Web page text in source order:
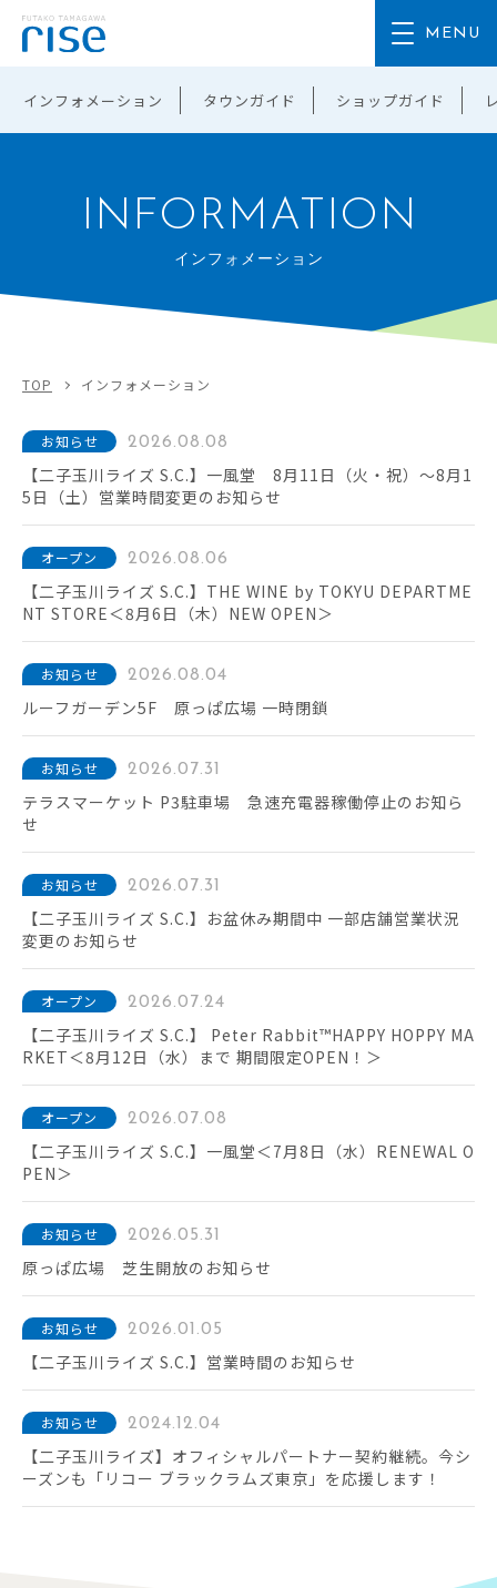
インフォメーション タウンガイド ショップガイド
INFORMATION
インフォメーション
TOP インフォメーション
お知らせ 2026.08.08
【二子玉川ライズ S.C.】一風堂 8月11日（火・祝）～8月1
5日（土）営業時間変更のお知らせ
オープン 2026.08.06
【二子玉川ライズ S.C.】THE WINE by TOKYU DEPARTME
NT STORE＜8月6日（木）NEW OPEN＞
お知らせ 2026.08.04
ルーフガーデン5F 原っぱ広場 一時閉鎖
お知らせ 2026.07.31
テラスマーケット P3駐車場 急速充電器稼働停止のお知ら
せ
お知らせ 2026.07.31
【二子玉川ライズ S.C.】お盆休み期間中 一部店舗営業状況
変更のお知らせ
オープン 2026.07.24
【二子玉川ライズ S.C.】 Peter Rabbit™HAPPY HOPPY MA
RKET＜8月12日（水）まで 期間限定OPEN！＞
オープン 2026.07.08
【二子玉川ライズ S.C.】一風堂＜7月8日（水）RENEWAL O
PEN＞
お知らせ 2026.05.31
原っぱ広場 芝生開放のお知らせ
お知らせ 2026.01.05
【二子玉川ライズ S.C.】営業時間のお知らせ
お知らせ 2024.12.04
【二子玉川ライズ】オフィシャルパートナー契約継続。今シ
ーズンも「リコー ブラックラムズ東京」を応援します！